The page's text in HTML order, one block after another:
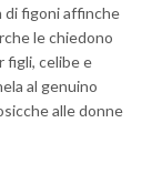
di figoni affinche
le chiedono
figli, celibe e
al genuino
alle donne